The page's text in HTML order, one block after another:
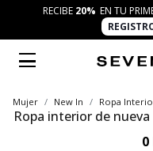
RECIBE 20% EN TU
Mujer New In Ropa
Ropa interior de
0